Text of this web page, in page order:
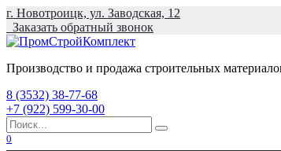
Перейти
содержанию
г. Новотроицк, ул. Заводская, 12
Заказать обратный звонок
Производство и продажа строительных
8 (3532) 38-77-68
+7 (922) 599-30-00
Search
for:
0